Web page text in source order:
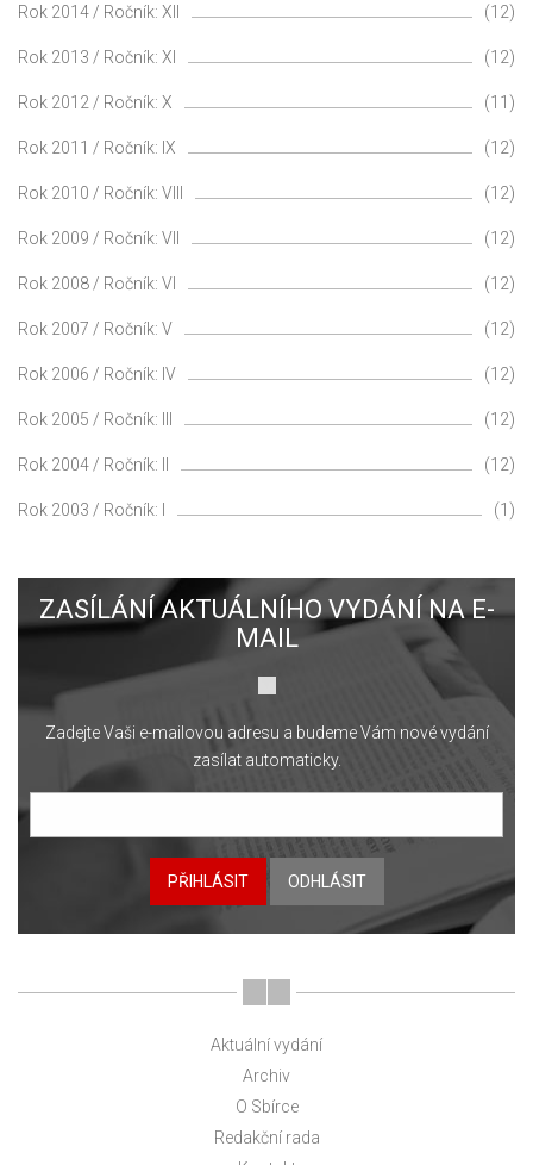
Rok 2014 / Ročník: XII (12)
Rok 2013 / Ročník: XI (12)
Rok 2012 / Ročník: X (11)
Rok 2011 / Ročník: IX (12)
Rok 2010 / Ročník: VIII (12)
Rok 2009 / Ročník: VII (12)
Rok 2008 / Ročník: VI (12)
Rok 2007 / Ročník: V (12)
Rok 2006 / Ročník: IV (12)
Rok 2005 / Ročník: III (12)
Rok 2004 / Ročník: II (12)
Rok 2003 / Ročník: I (1)
ZASÍLÁNÍ AKTUÁLNÍHO VYDÁNÍ NA E-
MAIL
Zadejte Vaši e-mailovou adresu a budeme Vám nové vydání
zasílat automaticky.
PŘIHLÁSIT ODHLÁSIT
Aktuální vydání
Archiv
O Sbírce
Redakční rada